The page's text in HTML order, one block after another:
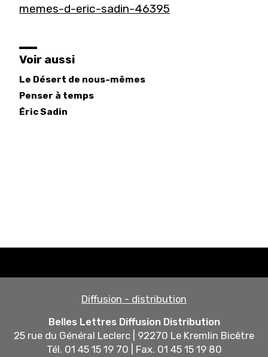
memes-d-eric-sadin-46395
Voir aussi
Le Désert de nous-mêmes
Penser à temps
ÉricSadin
Diffusion - distribution
Belles Lettres Diffusion Distribution
25 rue du Général Leclerc | 92270 Le Kremlin Bicêtre
Tél. 01 45 15 19 70 | Fax. 01 45 15 19 80